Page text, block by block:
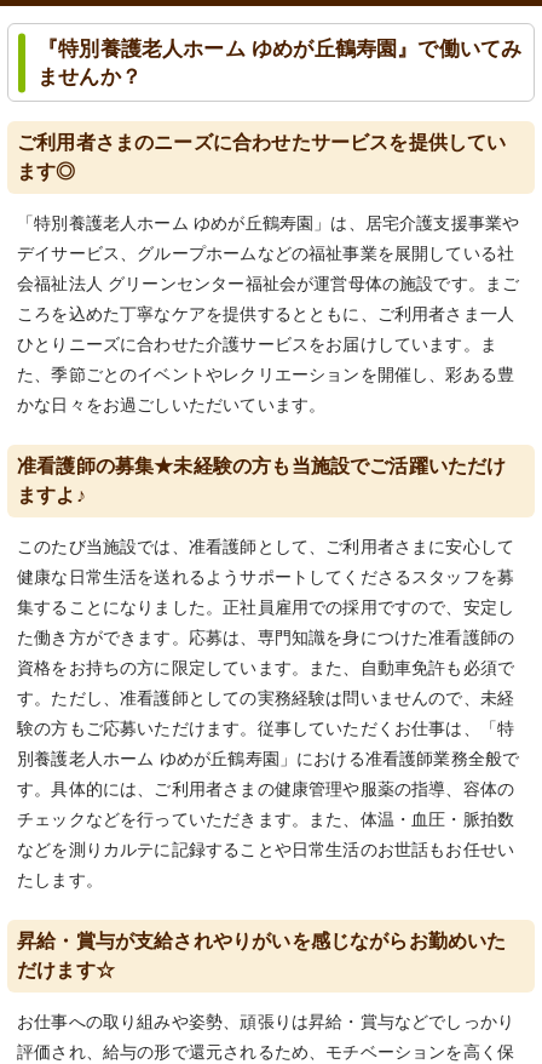
『特別養護老人ホーム ゆめが丘鶴寿園』で働いてみ
ませんか？
ご利用者さまのニーズに合わせたサービスを提供してい
ます◎
「特別養護老人ホーム ゆめが丘鶴寿園」は、居宅介護支援事業や
デイサービス、グループホームなどの福祉事業を展開している社
会福祉法人 グリーンセンター福祉会が運営母体の施設です。まご
ころを込めた丁寧なケアを提供するとともに、ご利用者さま一人
ひとりニーズに合わせた介護サービスをお届けしています。ま
た、季節ごとのイベントやレクリエーションを開催し、彩ある豊
かな日々をお過ごしいただいています。
准看護師の募集★未経験の方も当施設でご活躍いただけ
ますよ♪
このたび当施設では、准看護師として、ご利用者さまに安心して
健康な日常生活を送れるようサポートしてくださるスタッフを募
集することになりました。正社員雇用での採用ですので、安定し
た働き方ができます。応募は、専門知識を身につけた准看護師の
資格をお持ちの方に限定しています。また、自動車免許も必須で
す。ただし、准看護師としての実務経験は問いませんので、未経
験の方もご応募いただけます。従事していただくお仕事は、「特
別養護老人ホーム ゆめが丘鶴寿園」における准看護師業務全般で
す。具体的には、ご利用者さまの健康管理や服薬の指導、容体の
チェックなどを行っていただきます。また、体温・血圧・脈拍数
などを測りカルテに記録することや日常生活のお世話もお任せい
たします。
昇給・賞与が支給されやりがいを感じながらお勤めいた
だけます☆
お仕事への取り組みや姿勢、頑張りは昇給・賞与などでしっかり
評価され、給与の形で還元されるため、モチベーションを高く保